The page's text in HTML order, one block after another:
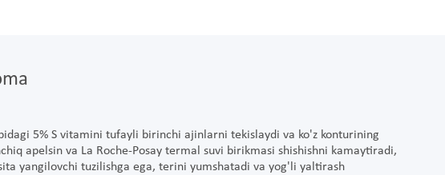
5% S vitamini tufayli birinchi ajinlarni tekislaydi va ko'z konturining
apelsin va La Roche-Posay termal suvi birikmasi shishishni kamaytiradi,
yangilovchi tuzilishga ega, terini yumshatadi va yog'li yaltirash